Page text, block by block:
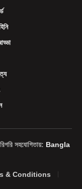
সহযোগিতায়: Bangla
& Conditions